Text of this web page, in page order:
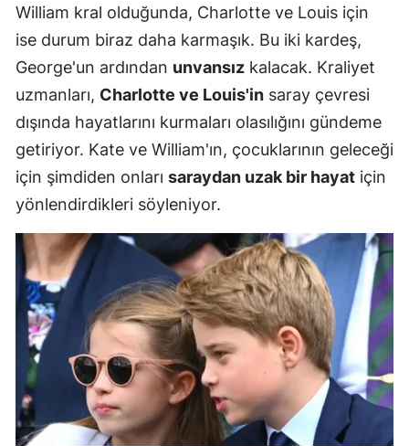
William kral olduğunda, Charlotte ve Louis için
ise durum biraz daha karmaşık. Bu iki kardeş,
George'un ardından unvansız kalacak. Kraliyet
uzmanları, Charlotte ve Louis'in saray çevresi
dışında hayatlarını kurmaları olasılığını gündeme
getiriyor. Kate ve William'ın, çocuklarının geleceği
için şimdiden onları saraydan uzak bir hayat için
yönlendirdikleri söyleniyor.